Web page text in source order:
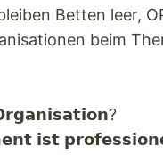
Betten leer,
beim
𝗶𝘀𝘁